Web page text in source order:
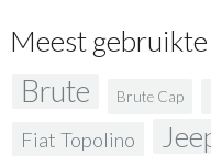
Meest
Brute Brute Cap
Fiat Topolino